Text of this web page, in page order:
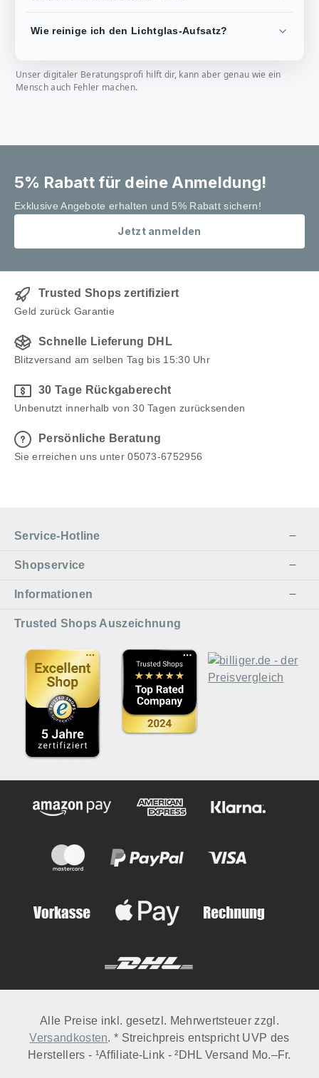
Wie reinige ich den Lichtglas-Aufsatz?
Unser digitaler Beratungsprofi hilft dir, kann aber genau wie ein
Mensch auch Fehler machen.
5% Rabatt für deine Anmeldung!
Exklusive Angebote erhalten und 5% Rabatt sichern!
Jetzt anmelden
Trusted Shops zertifiziert
Geld zurück Garantie
Schnelle Lieferung DHL
Blitzversand am selben Tag bis 15:30 Uhr
30 Tage Rückgaberecht
Unbenutzt innerhalb von 30 Tagen zurücksenden
Persönliche Beratung
Sie erreichen uns unter 05073-6752956
Service-Hotline
Shopservice
Informationen
Trusted Shops Auszeichnung
Alle Preise inkl. gesetzl. Mehrwertsteuer zzgl.
Versandkosten. * Streichpreis entspricht UVP des
Herstellers - ¹Affiliate-Link - ²DHL Versand Mo.–Fr.